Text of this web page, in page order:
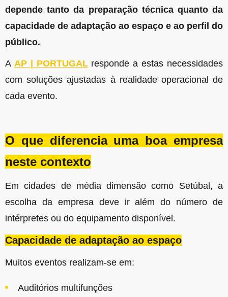
depende tanto da preparação técnica quanto da
capacidade de adaptação ao espaço e ao perfil do
público.
A AP | PORTUGALresponde a estas necessidades
com soluções ajustadas à realidade operacional de
cada evento.
O que diferencia uma boa empresa
neste contexto
Em cidades de média dimensão como Setúbal, a
escolha da empresa deve ir além do número de
intérpretes ou do equipamento disponível.
Capacidade de adaptação ao espaço
Muitos eventos realizam-se em:
Auditórios multifunções